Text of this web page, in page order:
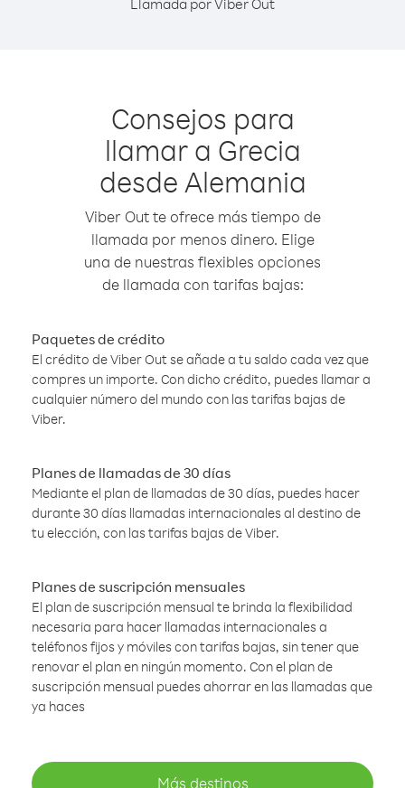
Llamada por Viber Out
Consejos para
llamar a Grecia
desde Alemania
Viber Out te ofrece más tiempo de
llamada por menos dinero. Elige
una de nuestras flexibles opciones
de llamada con tarifas bajas:
Paquetes de crédito
El crédito de Viber Out se añade a tu saldo cada vez que
compres un importe. Con dicho crédito, puedes llamar a
cualquier número del mundo con las tarifas bajas de
Viber.
Planes de llamadas de 30 días
Mediante el plan de llamadas de 30 días, puedes hacer
durante 30 días llamadas internacionales al destino de
tu elección, con las tarifas bajas de Viber.
Planes de suscripción mensuales
El plan de suscripción mensual te brinda la flexibilidad
necesaria para hacer llamadas internacionales a
teléfonos fijos y móviles con tarifas bajas, sin tener que
renovar el plan en ningún momento. Con el plan de
suscripción mensual puedes ahorrar en las llamadas que
ya haces
Más destinos